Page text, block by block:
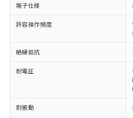
端子仕様
許容操作頻度
絶縁抵抗
耐電圧
耐振動
準価格とは異なる場合
正式な納期状況および
様のお取引先、または
ムロン制御機器販売店
オムロン制御機器販売
販売ネットワー
在庫状況および標準価
事前の承諾なく第三者
六価クロム(Cr(Ⅵ)) 1000ppm以下、
類(PBB) 1000ppm以下、ポリ臭化ジ
(PBDE) 1000ppm以下、フタル酸ビ
ル) (DEHP)(別名：DOP) 1000ppm以
ルベンジル（BBP） 1000ppm以下、
（DBP） 1000ppm以下、フタル酸
(DIBP) 1000ppm以下
但し、RoHS指令で産業用監視および
フタル酸エステル類の４物質につい
図的な使用がないことを確認してい
ム) : 100ppm、
Cr(Ⅵ)(六価クロム) : 1000ppm、
ニル類) : 1000ppm、 PBDEs(ポリ臭
ル類) : 1000ppm、
DBP(フタル酸ジブチル) : 1000ppm
イソブチル) : 1000ppm、 BBP(フタ
ル) : 1000ppm、
DEHP(フタル酸ビス(2-エチルヘキシ
「ｅ」：有害物質（10物質
可)を取得するなどの
当社は規制貨物を破棄
全に破砕するなど、違
いよう必要な手段を講
当社は貴社製品を、核
ル、化学兵器、生物兵
武器並びにこれらの製
当社は、貴社製品を第
場合は、上記1、2およ
○ 一定数以上の在庫
一定数には満たな
在庫なし(最新の
いては、お客様の
たはお客様担当の
機器販売店・当社